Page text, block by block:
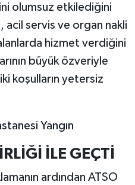
olumsuz etkilediğini
acil servis ve organ nakli
hizmet verdiğini
büyük özveriyle
koşulların yetersiz
İLE GEÇTİ
ardından ATSO